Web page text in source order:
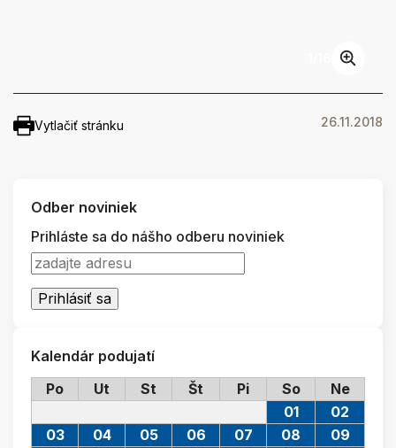
Vytlačiť stránku 26.11.2018
Odber noviniek
Prihláste sa do nášho odberu noviniek
Kalendár podujatí
Po
Ut St Št Pi So Ne
01
02
03
04 05 06 07 08
09